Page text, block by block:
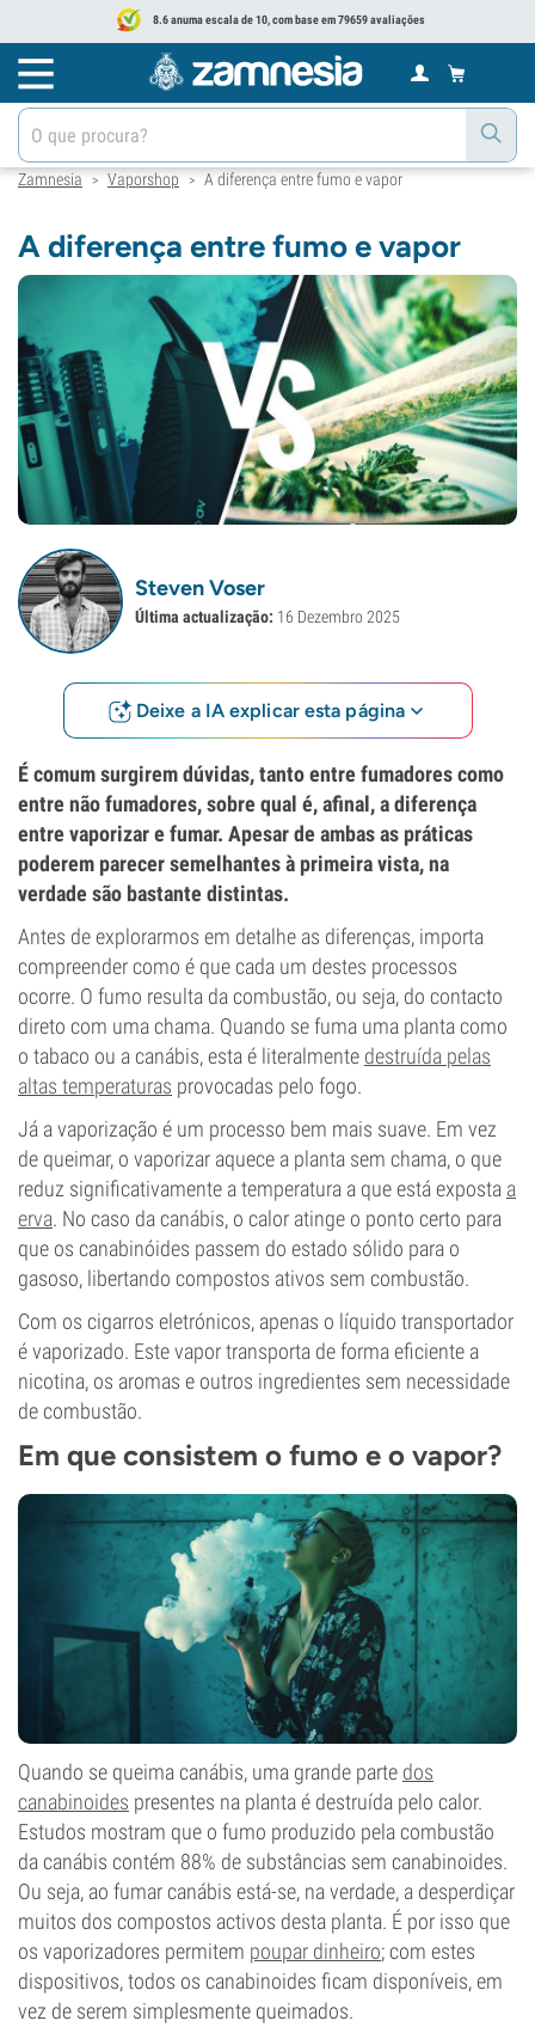
8.6 anuma escala de 10, com base em 79659 avaliações
Zamnesia > Vaporshop > A diferença entre fumo e vapor
A diferença entre fumo e vapor
Steven Voser
Última actualização: 16 Dezembro 2025
Deixe a IA explicar esta página
É comum surgirem dúvidas, tanto entre fumadores como
entre não fumadores, sobre qual é, afinal, a diferença
entre vaporizar e fumar. Apesar de ambas as práticas
poderem parecer semelhantes à primeira vista, na
verdade são bastante distintas.
Antes de explorarmos em detalhe as diferenças, importa
compreender como é que cada um destes processos
ocorre. O fumo resulta da combustão, ou seja, do contacto
direto com uma chama. Quando se fuma uma planta como
o tabaco ou a canábis, esta é literalmente destruída pelas
altas temperaturas provocadas pelo fogo.
Já a vaporização é um processo bem mais suave. Em vez
de queimar, o vaporizar aquece a planta sem chama, o que
reduz significativamente a temperatura a que está exposta a
erva. No caso da canábis, o calor atinge o ponto certo para
que os canabinóides passem do estado sólido para o
gasoso, libertando compostos ativos sem combustão.
Com os cigarros eletrónicos, apenas o líquido transportador
é vaporizado. Este vapor transporta de forma eficiente a
nicotina, os aromas e outros ingredientes sem necessidade
de combustão.
Em que consistem o fumo e o vapor?
Quando se queima canábis, uma grande parte dos
canabinoides presentes na planta é destruída pelo calor.
Estudos mostram que o fumo produzido pela combustão
da canábis contém 88% de substâncias sem canabinoides.
Ou seja, ao fumar canábis está-se, na verdade, a desperdiçar
muitos dos compostos activos desta planta. É por isso que
os vaporizadores permitem poupar dinheiro; com estes
dispositivos, todos os canabinoides ficam disponíveis, em
vez de serem simplesmente queimados.